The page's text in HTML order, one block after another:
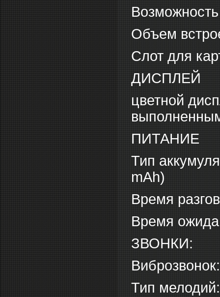
Объем
Слот для
ДИСПЛЕЙ
цветной
ПИТАНИЕ
Тип
mAh)
Время
Время
ЗВОНКИ:
Тип